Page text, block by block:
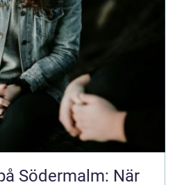
Södermalm: När